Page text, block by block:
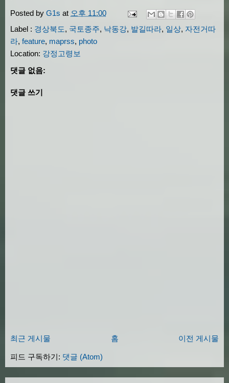
Posted by G1s at 오후 11:00
Label : 경상북도, 국토종주, 낙동강, 발길따라, 일상, 자전거따
라, feature, maprss, photo
Location: 강정고령보
댓글 없음:
댓글 쓰기
최근 게시물 이전 게시물
홈
피드 구독하기: 댓글 (Atom)